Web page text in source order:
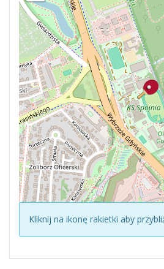
Kliknij na ikonę rakietki aby